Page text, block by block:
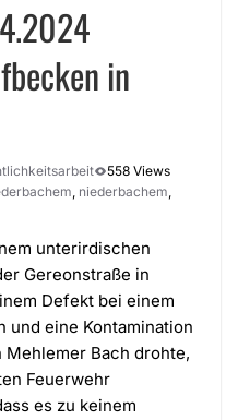
in
558 Views
, niederbachem,
unterirdischen
Gereonstraße in
Defekt bei einem
und eine Kontamination
Bach drohte,
Feuerwehr
es zu keinem